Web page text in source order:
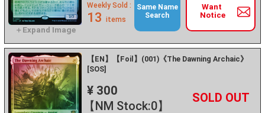
Want
Notice
Weekly Sold :
13 items
Same Name
Search
【EN】【Foil】(001)《The Dawning Archaic》
[SOS]
¥ 300
【NM Stock:0】
－ +